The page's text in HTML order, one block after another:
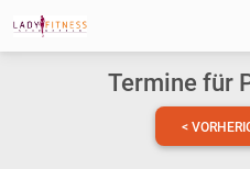
Termine für
<